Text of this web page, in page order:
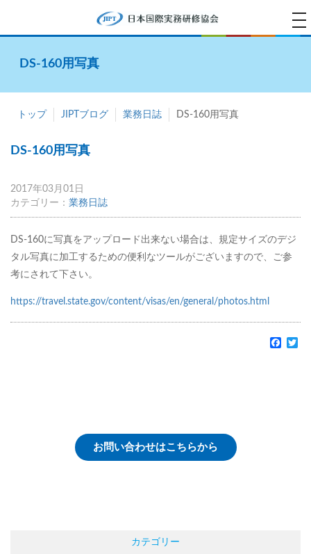
DS-160用写真
トップ JIPTブログ 業務日誌 DS-160用写真
DS-160用写真
2017年03月01日
カテゴリー： 業務日誌
DS-160に写真をアップロード出来ない場合は、規定サイズのデジ
タル写真に加工するための便利なツールがございますので、ご参
考にされて下さい。
https://travel.state.gov/content/visas/en/general/photos.html
お問い合わせはこちらから
カテゴリー